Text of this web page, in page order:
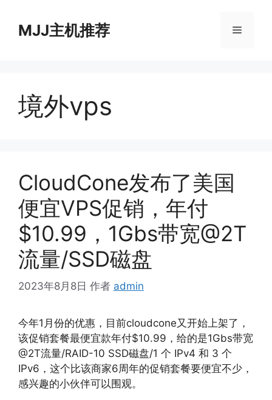
MJJ主机推荐 菜
境外vps
CloudCone发布了美国
便宜VPS促销，年付
$10.99，1Gbs带宽@2T
流量/SSD磁盘
2023年8月8日 作者 admin
今年1月份的优惠，目前cloudcone又开始上架了，
该促销套餐最便宜款年付$10.99，给的是1Gbs带宽
@2T流量/RAID-10 SSD磁盘/1 个 IPv4 和 3 个
IPv6，这个比该商家6周年的促销套餐要便宜不少，
感兴趣的小伙伴可以围观。